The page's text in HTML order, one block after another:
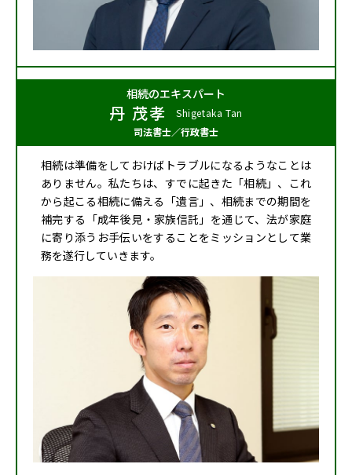
相続のエキスパート
丹 茂孝
Shigetaka Tan
司法書士／行政書士
相続は準備をしておけばトラブルになるようなことは
ありません。私たちは、すでに起きた「相続」、これ
から起こる相続に備える「遺言」、相続までの期間を
補完する「成年後見・家族信託」を通じて、法が家庭
に寄り添うお手伝いをすることをミッションとして業
務を遂行していきます。